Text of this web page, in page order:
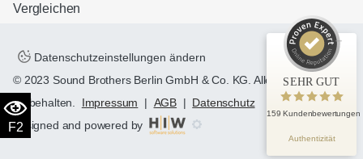
F2
Vergleichen
Datenschutzeinstellungen ändern
© 2023 Sound Brothers Berlin GmbH & Co. KG. Alle Rechte
vorbehalten. Impressum | AGB | Datenschutz
designed and powered by
SEHR GUT
159 Kundenbewertungen
Authentizität
32
Bewertungen auf
ProvenExpert.com
Blick aufs ProvenExpert-Profil werfen